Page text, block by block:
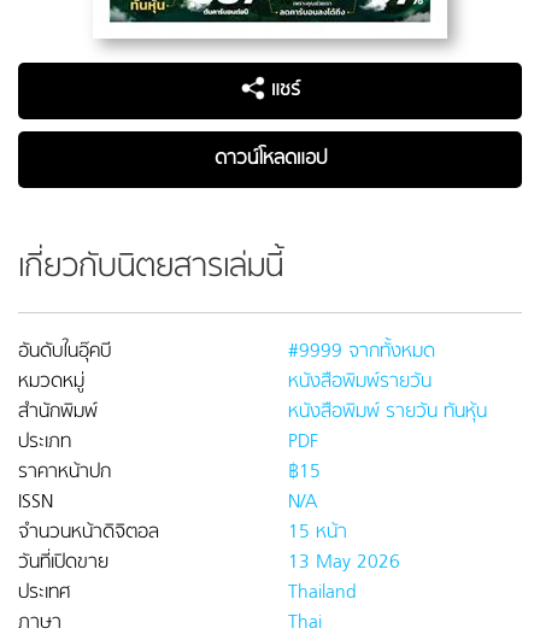
แชร์
ดาวน์โหลดแอป
เกี่ยวกับนิตยสารเล่มนี้
อันดับในอุ๊คบี
#9999 จากทั้งหมด
หมวดหมู่
หนังสือพิมพ์รายวัน
สำนักพิมพ์
หนังสือพิมพ์ รายวัน ทันหุ้น
ประเภท
PDF
ราคาหน้าปก
฿15
ISSN
N/A
จำนวนหน้าดิจิตอล
15 หน้า
วันที่เปิดขาย
13 May 2026
ประเทศ
Thailand
ภาษา
Thai